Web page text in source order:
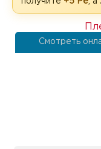
Смотреть